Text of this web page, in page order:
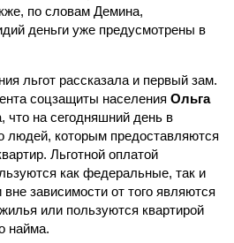
по словам Демина,
деньги уже предусмотрены в
льгот рассказала и первый зам.
соцзащиты населения Ольга
на сегодняшний день в
людей, которым предоставляются
Льготной оплатой
как федеральные, так и
вне зависимости от того являются
или пользуются квартирой
найма.